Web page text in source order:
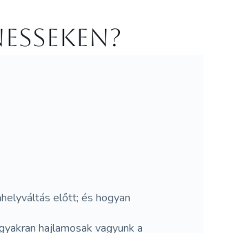
előtt; és hogyan
hajlamosak vagyunk a